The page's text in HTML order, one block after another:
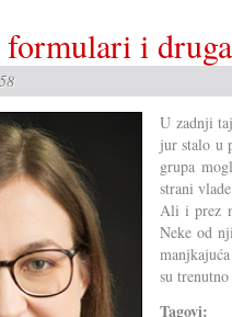
i
U zadnji
jur stalo u
grupa
strani
Ali i prez
Neke od
su
Tagovi: